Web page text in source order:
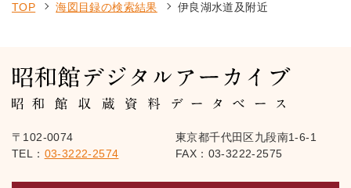
TOP 海図目録の検索結果 伊良湖水道及附近
〒102-0074
東京都千代田区九段南1-6-1
TEL： 03-3222-2574 FAX：03-3222-2575